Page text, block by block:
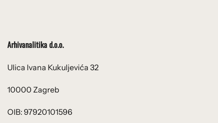
Arhivanalitika d.o.o.
Ulica Ivana Kukuljevića 32
10000 Zagreb
OIB: 97920101596